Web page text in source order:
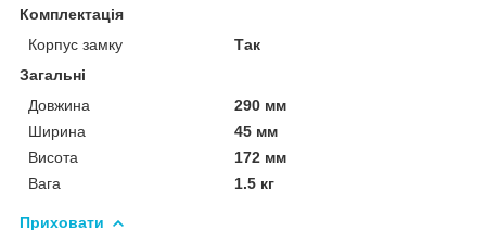
Комплектація
Корпус замку
Так
Загальні
Довжина
290 мм
Ширина
45 мм
Висота
172 мм
Вага
1.5 кг
Приховати